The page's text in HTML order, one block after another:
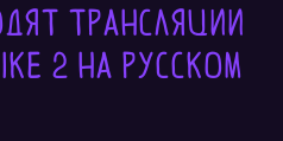
трансляции
2 на русском